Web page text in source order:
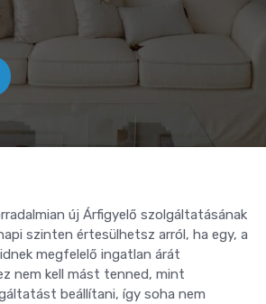
új Árfigyelő szolgáltatásának
szinten értesülhetsz arról, ha egy, a
megfelelő ingatlan árát
nem kell mást tenned, mint
beállítani, így soha nem